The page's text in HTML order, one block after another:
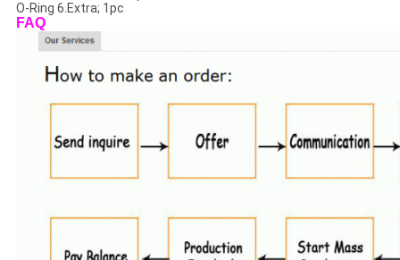
O-Ring 6.Extra; 1pc
FAQ